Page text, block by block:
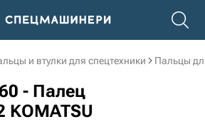
и втулки для спецтехники Пальцы
- Палец
KOMATSU